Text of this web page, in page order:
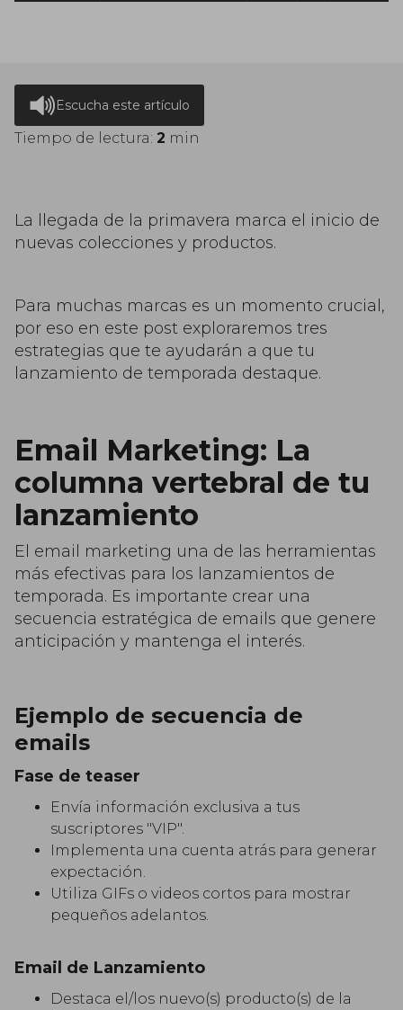
Escucha este artículo
Tiempo de lectura: 2 min
La llegada de la primavera marca el inicio de
nuevas colecciones y productos.
Para muchas marcas es un momento crucial,
por eso en este post exploraremos tres
estrategias que te ayudarán a que tu
lanzamiento de temporada destaque.
Email Marketing: La
columna vertebral de tu
lanzamiento
El email marketing una de las herramientas
más efectivas para los lanzamientos de
temporada. Es importante crear una
secuencia estratégica de emails que genere
anticipación y mantenga el interés.
Ejemplo de secuencia de
emails
Fase de teaser
Envía información exclusiva a tus
suscriptores "VIP".
Implementa una cuenta atrás para generar
expectación.
Utiliza GIFs o videos cortos para mostrar
pequeños adelantos.
Email de Lanzamiento
Destaca el/los nuevo(s) producto(s) de la